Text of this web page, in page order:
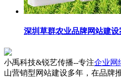
深圳草群农业品牌网站建设
小禹科技&锐艺传播--专注企业网
山营销型网站建设多年，在品牌